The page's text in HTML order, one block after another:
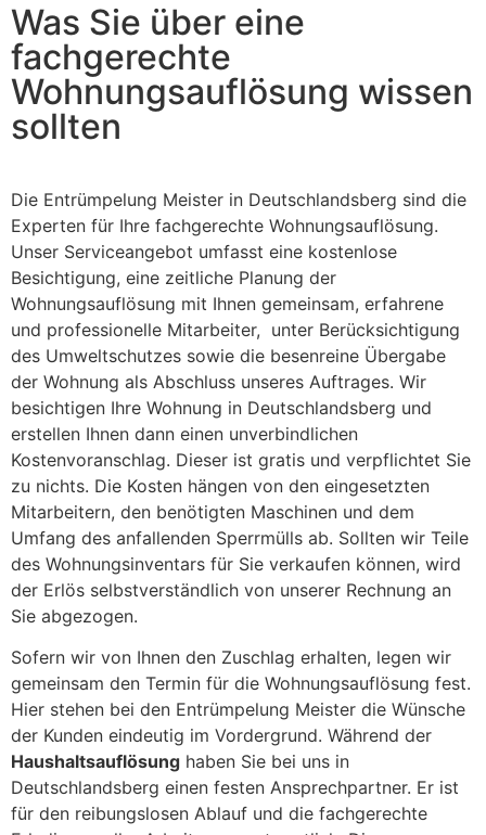
Was Sie über eine
fachgerechte
Wohnungsauflösung wissen
sollten
Die Entrümpelung Meister in Deutschlandsberg sind die
Experten für Ihre fachgerechte Wohnungsauflösung.
Unser Serviceangebot umfasst eine kostenlose
Besichtigung, eine zeitliche Planung der
Wohnungsauflösung mit Ihnen gemeinsam, erfahrene
und professionelle Mitarbeiter, unter Berücksichtigung
des Umweltschutzes sowie die besenreine Übergabe
der Wohnung als Abschluss unseres Auftrages. Wir
besichtigen Ihre Wohnung in Deutschlandsberg und
erstellen Ihnen dann einen unverbindlichen
Kostenvoranschlag. Dieser ist gratis und verpflichtet Sie
zu nichts. Die Kosten hängen von den eingesetzten
Mitarbeitern, den benötigten Maschinen und dem
Umfang des anfallenden Sperrmülls ab. Sollten wir Teile
des Wohnungsinventars für Sie verkaufen können, wird
der Erlös selbstverständlich von unserer Rechnung an
Sie abgezogen.
Sofern wir von Ihnen den Zuschlag erhalten, legen wir
gemeinsam den Termin für die Wohnungsauflösung fest.
Hier stehen bei den Entrümpelung Meister die Wünsche
der Kunden eindeutig im Vordergrund. Während der
Haushaltsauflösung haben Sie bei uns in
Deutschlandsberg einen festen Ansprechpartner. Er ist
für den reibungslosen Ablauf und die fachgerechte